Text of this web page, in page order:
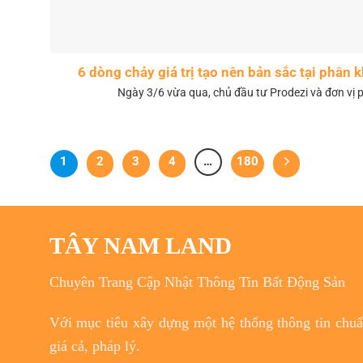
6 dòng chảy giá trị tạo nên bản sắc tại phân
Ngày 3/6 vừa qua, chủ đầu tư Prodezi và đơn vị
1 2 3 4 … 180
TÂY NAM LAND
Chuyên Trang Cập Nhật Thông Tin Bất Động Sản
Vớimục tiêu xây dựng một hệ thống thông tin
giá cả, pháp lý.